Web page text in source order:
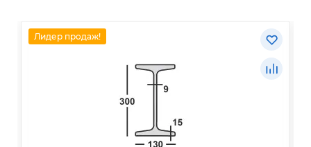
Лидер продаж!